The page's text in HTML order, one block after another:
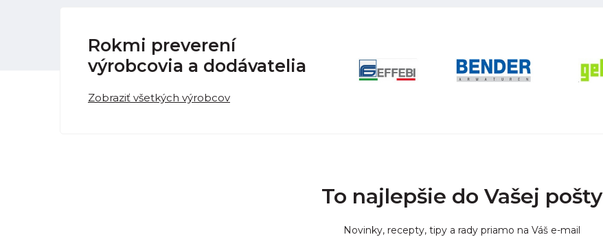
Rokmi preverení
výrobcovia a dodávatelia
Zobraziť všetkých výrobcov
To najlepšie do Vašej pošty
Novinky, recepty, tipy a rady priamo na Váš e-mail